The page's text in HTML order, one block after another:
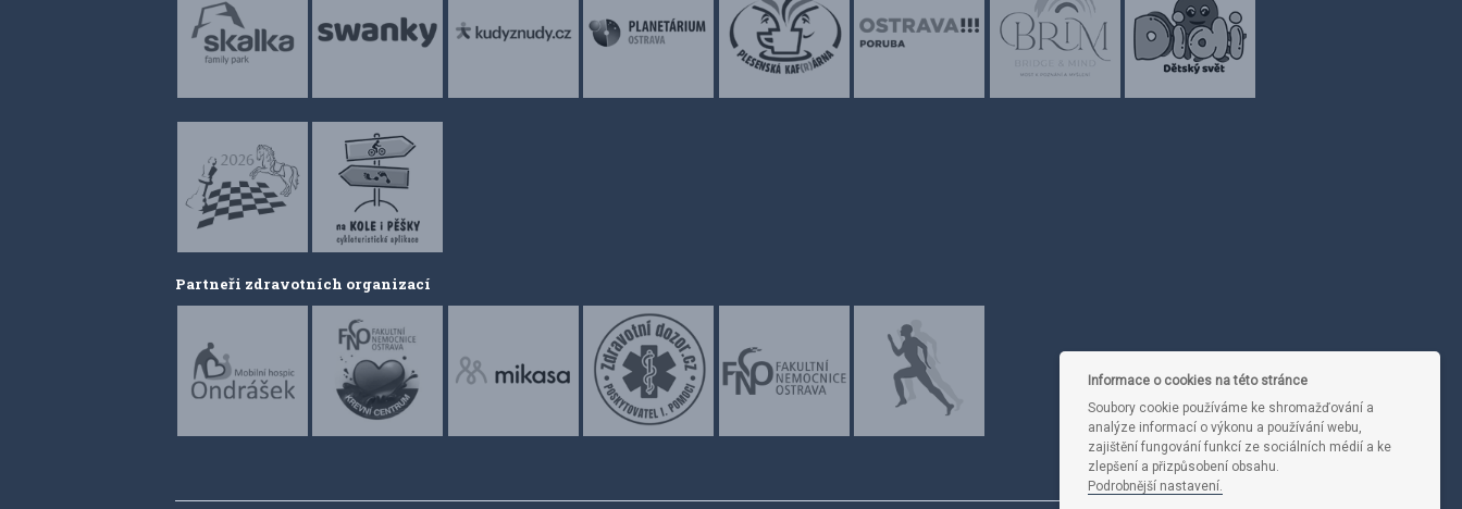
Partneři zdravotních organizací
Informace o cookies na této stránce
Soubory cookie používáme ke shromažďování a
analýze informací o výkonu a používání webu,
zajištění fungování funkcí ze sociálních médií a ke
zlepšení a přizpůsobení obsahu.
Podrobnější nastavení.